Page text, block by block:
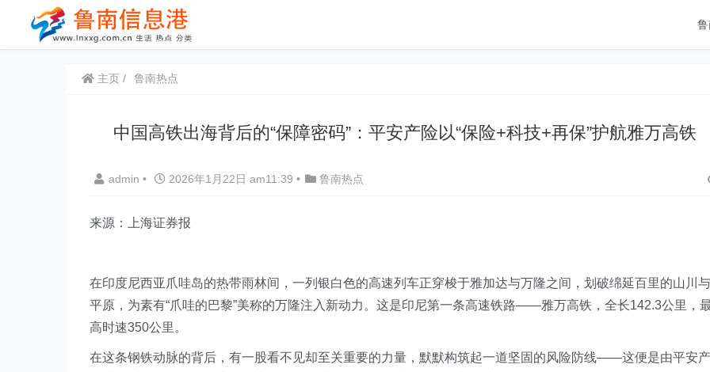
主页 鲁南热点
中国高铁出海背后的“保障密码”：平安产险以“保险+科技+再保”护航雅万高铁
admin • 2026年1月22日 am11:39 • 鲁南热点
来源：上海证券报
在印度尼西亚爪哇岛的热带雨林间，一列银白色的高速列车正穿梭于雅加达与万隆之间，划破绵延百里的山川与
平原，为素有“爪哇的巴黎”美称的万隆注入新动力。这是印尼第一条高速铁路——雅万高铁，全长142.3公里，
高时速350公里。
在这条钢铁动脉的背后，有一股看不见却至关重要的力量，默默构筑起一道坚固的风险防线——这便是由平安产